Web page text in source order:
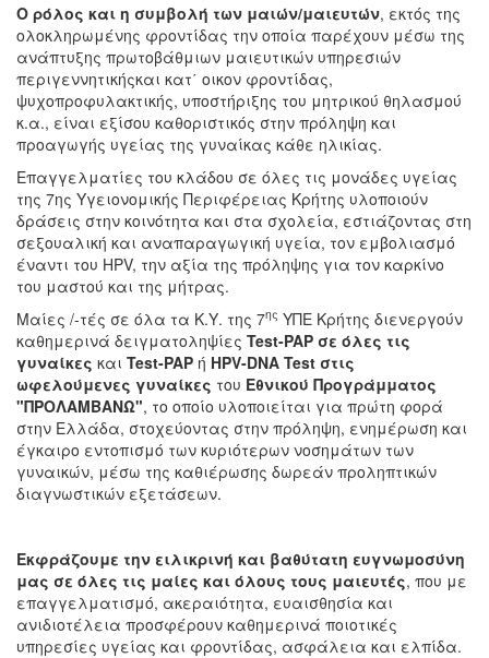
Ο ρόλος και η συμβολή των μαιών/μαιευτών, εκτός της
ολοκληρωμένης φροντίδας την οποία παρέχουν μέσω της
ανάπτυξης πρωτοβάθμιων μαιευτικών υπηρεσιών
περιγεννητικήςκαι κατ΄ οικον φροντίδας,
ψυχοπροφυλακτικής, υποστήριξης του μητρικού θηλασμού
κ.α., είναι εξίσου καθοριστικός στην πρόληψη και
προαγωγής υγείας της γυναίκας κάθε ηλικίας.
Επαγγελματίες του κλάδου σε όλες τις μονάδες υγείας
της 7ης Υγειονομικής Περιφέρειας Κρήτης υλοποιούν
δράσεις στην κοινότητα και στα σχολεία, εστιάζοντας στη
σεξουαλική και αναπαραγωγική υγεία, τον εμβολιασμό
έναντι του HPV, την αξία της πρόληψης για τον καρκίνο
του μαστού και της μήτρας.
Μαίες /-τές σε όλα τα Κ.Υ. της 7ης ΥΠΕ Κρήτης διενεργούν
καθημερινά δειγματοληψίες Test-PAP σε όλες τις
γυναίκες και Test-PAP ή HPV-DNA Test στις
ωφελούμενες γυναίκες του Εθνικού Προγράμματος
"ΠΡΟΛΑΜΒΑΝΩ", το οποίο υλοποιείται για πρώτη φορά
στην Ελλάδα, στοχεύοντας στην πρόληψη, ενημέρωση και
έγκαιρο εντοπισμό των κυριότερων νοσημάτων των
γυναικών, μέσω της καθιέρωσης δωρεάν προληπτικών
διαγνωστικών εξετάσεων.
Εκφράζουμε την ειλικρινή και βαθύτατη ευγνωμοσύνη
μας σε όλες τις μαίες και όλους τους μαιευτές, που με
επαγγελματισμό, ακεραιότητα, ευαισθησία και
ανιδιοτέλεια προσφέρουν καθημερινά ποιοτικές
υπηρεσίες υγείας και φροντίδας, ασφάλεια και ελπίδα.